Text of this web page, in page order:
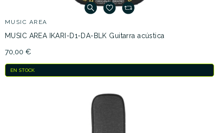
MUSIC AREA
MUSIC AREA IKARI-D1-DA-BLK Guitarra acústica
70,00 €
EN STOCK